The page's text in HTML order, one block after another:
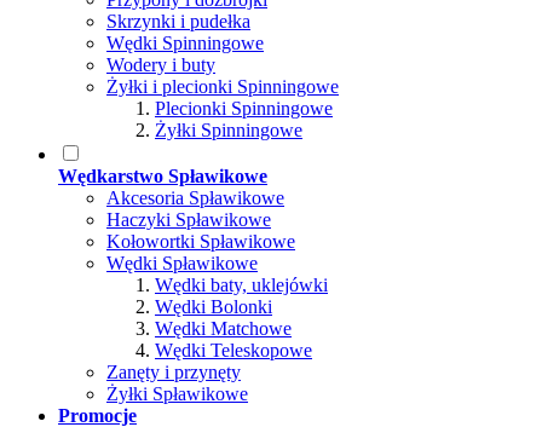
Skrzynki i pudełka
Wędki Spinningowe
Wodery i buty
Żyłki i plecionki Spinningowe
Plecionki Spinningowe
Żyłki Spinningowe
Wędkarstwo Spławikowe
Akcesoria Spławikowe
Haczyki Spławikowe
Kołowortki Spławikowe
Wędki Spławikowe
Wędki baty, uklejówki
Wędki Bolonki
Wędki Matchowe
Wędki Teleskopowe
Zanęty i przynęty
Żyłki Spławikowe
Promocje